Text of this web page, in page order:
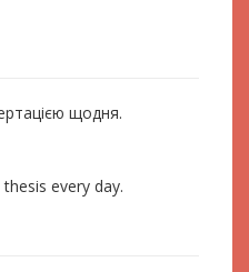
щодня.
thesis every day.